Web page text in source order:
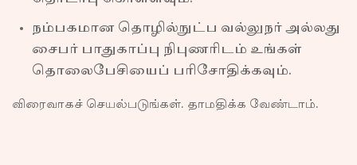
நம்பகமான தொழில்நுட்ப வல்லுநர் அல்லது
சைபர் பாதுகாப்பு நிபுணரிடம் உங்கள்
தொலைபேசியைப் பரிசோதிக்கவும்.
விரைவாகச் செயல்படுங்கள். தாமதிக்க வேண்டாம்.